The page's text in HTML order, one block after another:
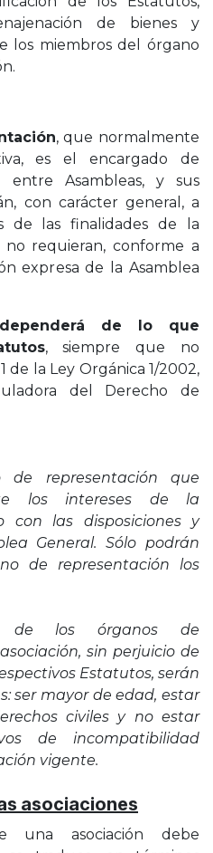
de bienes y
los miembros del órgano
, que normalmente
es el encargado de
entre Asambleas, y sus
con carácter general, a
de las finalidades de la
no requieran, conforme a
expresa de la Asamblea
de lo que
, siempre que no
de la Ley Orgánica 1/2002,
del Derecho de
representación que
los intereses de la
con las disposiciones y
General. Sólo podrán
de representación los
de los órganos de
sin perjuicio de
Estatutos, serán
ser mayor de edad, estar
civiles y no estar
de incompatibilidad
vigente.
asociaciones
una asociación debe